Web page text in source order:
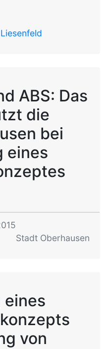
ABS: Das
die
bei
eines
Stadt Oberhausen
eines
von